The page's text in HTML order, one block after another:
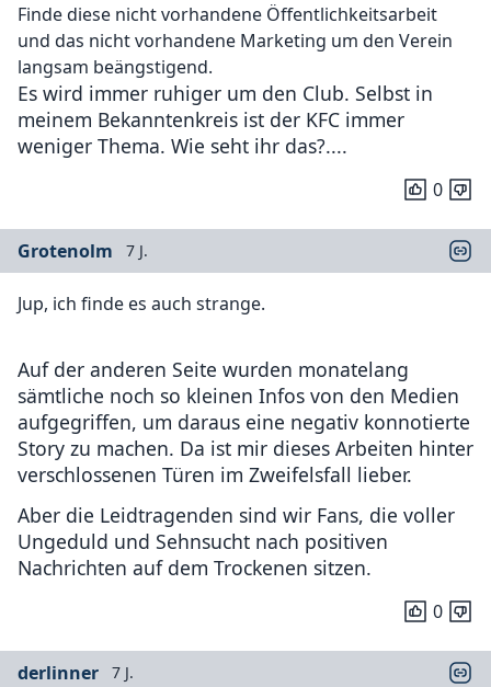
Finde diese nicht vorhandene Öffentlichkeitsarbeit
und das nicht vorhandene Marketing um den Verein
langsam beängstigend.
Es wird immer ruhiger um den Club. Selbst in
meinem Bekanntenkreis ist der KFC immer
weniger Thema. Wie seht ihr das?....
0
Grotenolm 7 J.
Jup, ich finde es auch strange.
Auf der anderen Seite wurden monatelang
sämtliche noch so kleinen Infos von den Medien
aufgegriffen, um daraus eine negativ konnotierte
Story zu machen. Da ist mir dieses Arbeiten hinter
verschlossenen Türen im Zweifelsfall lieber.
Aber die Leidtragenden sind wir Fans, die voller
Ungeduld und Sehnsucht nach positiven
Nachrichten auf dem Trockenen sitzen.
0
derlinner 7 J.